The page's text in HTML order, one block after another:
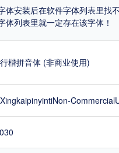
多
海报素材下载
序 字体人物 字体网站
体安装后在软件字体列表里
列表里就一定存在该字体！
楷拼音体 (非商业使用)